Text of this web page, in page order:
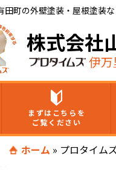
田町の外壁塗装・屋根塗装
株式会社
伊
まずはこちらを
ご覧ください
ホーム » プロタイム